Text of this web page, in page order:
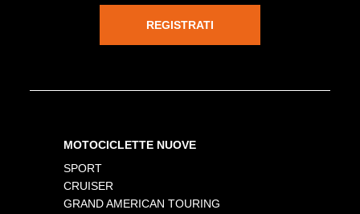
REGISTRATI
MOTOCICLETTE NUOVE
SPORT
CRUISER
GRAND AMERICAN TOURING